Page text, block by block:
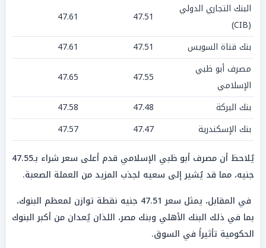
البنك التجاري الدولي
(CIB)
47.51
47.61
بنك قناة السويس
47.51
47.61
مصرف أبو ظبي
الإسلامي
47.55
47.65
بنك البركة
47.48
47.58
بنك الإسكندرية
47.47
47.57
يُلاحظ أن مصرف أبو ظبي الإسلامي قدم أعلى سعر شراء بـ47.55
جنيه، مما قد يُشير إلى سعيه لجذب المزيد من العملة الصعبة.
في المقابل، يمثل سعر 47.51 جنيه نقطة توازن لمعظم البنوك،
بما في ذلك البنك الأهلي وبنك مصر، اللذان يُعدان من أكبر البنوك
الحكومية تأثيراً في السوق.